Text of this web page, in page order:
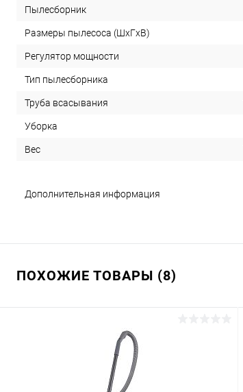
Пылесборник
Размеры пылесоса (ШxГxВ)
Регулятор мощности
Тип пылесборника
Труба всасывания
Уборка
Вес
Дополнительная информация
ПОХОЖИЕ ТОВАРЫ (8)